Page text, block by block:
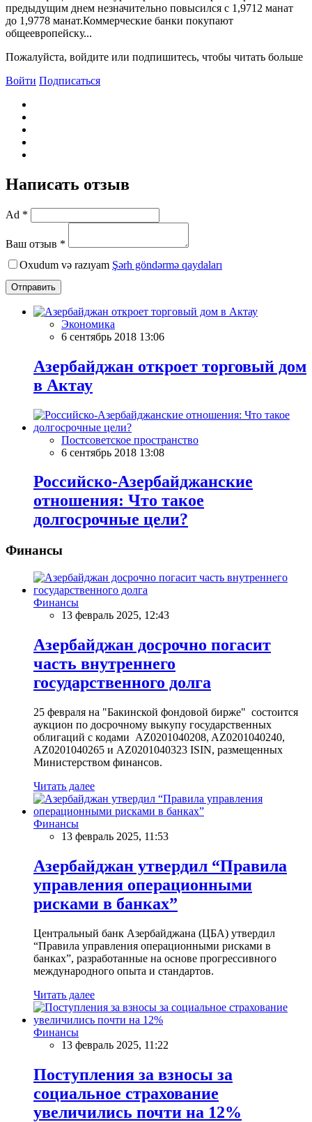
предыдущим днем незначительно повысился с 1,9712 манат
до 1,9778 манат.Коммерческие банки покупают
общеевропейску...
Пожалуйста, войдите или подпишитесь, чтобы читать больше
Войти Подписаться
Написать отзыв
Ad *
Ваш отзыв *
Oxudum və razıyam Şərh göndərmə qaydaları
Отправить
Экономика
6 сентябрь 2018 13:06
Азербайджан откроет торговый дом
в Актау
Постсоветское пространство
6 сентябрь 2018 13:08
Российско-Азербайджанские
отношения: Что такое
долгосрочные цели?
Финансы
Финансы
13 февраль 2025, 12:43
Азербайджан досрочно погасит
часть внутреннего
государственного долга
25 февраля на "Бакинской фондовой бирже" состоится
аукцион по досрочному выкупу государственных
облигаций с кодами AZ0201040208, AZ0201040240,
AZ0201040265 и AZ0201040323 ISIN, размещенных
Министерством финансов.
Читать далее
Финансы
13 февраль 2025, 11:53
Азербайджан утвердил “Правила
управления операционными
рисками в банках”
Центральный банк Азербайджана (ЦБА) утвердил
“Правила управления операционными рисками в
банках”, разработанные на основе прогрессивного
международного опыта и стандартов.
Читать далее
Финансы
13 февраль 2025, 11:22
Поступления за взносы за
социальное страхование
увеличились почти на 12%